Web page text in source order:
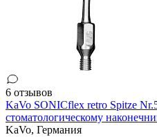
6 отзывов
KaVo SONICflex retro Spitze
стоматологическому
KaVo, Германия